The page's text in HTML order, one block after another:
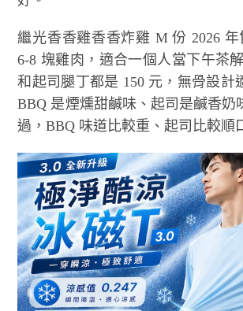
繼光香香雞香香炸雞 M 份 2026
6-8 塊雞肉，適合一個人當下午茶
和起司腿丁都是 150 元，無骨設計
BBQ 是煙燻甜鹹味、起司是鹹香奶
過，BBQ 味道比較重、起司比較順